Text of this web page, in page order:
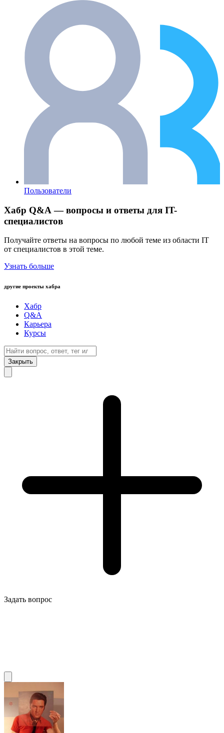
Пользователи
Хабр Q&A — вопросы и ответы для IT-
специалистов
Получайте ответы на вопросы по любой теме из области IT
от специалистов в этой теме.
Узнать больше
другие проекты хабра
Хабр
Q&A
Карьера
Курсы
Закрыть
Задать вопрос